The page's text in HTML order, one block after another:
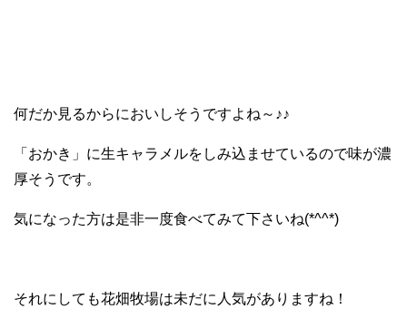
何だか見るからにおいしそうですよね～♪♪
「おかき」に生キャラメルをしみ込ませているので味が濃
厚そうです。
気になった方は是非一度食べてみて下さいね(*^^*)
それにしても花畑牧場は未だに人気がありますね！